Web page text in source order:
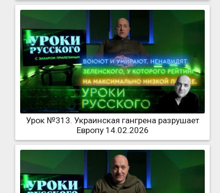
Урок №313. Украинская гангрена разрушает
Европу 14.02.2026